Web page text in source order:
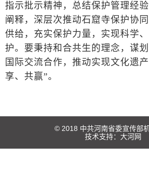
指示批示精神，总结保护管理经
阐释，深层次推动石窟寺保护协
供给，充实保护力量，实现科学
护。要秉持和合共生的理念，谋
国际交流合作，推动实现文化遗
享、共赢”。
© 2018 中共河南省委宣传部
技术支持： 大河网